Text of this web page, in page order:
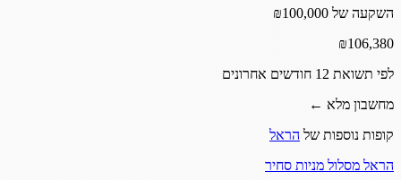
השקעה של ₪100,000
₪106,380
לפי תשואת 12 חודשים אחרונים
מחשבון מלא ←
קופות נוספות של הראל
הראל מסלול מניות סחיר